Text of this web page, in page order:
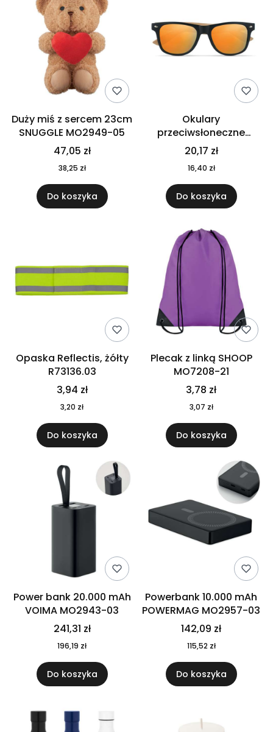
Duży miś z sercem 23cm
SNUGGLE MO2949-05
47,05 zł
38,25 zł
Do koszyka
Okulary
przeciwsłoneczne
CALIFORNIA TOUCH
MO9617-10
20,17 zł
16,40 zł
Do koszyka
Opaska Reflectis, żółty
R73136.03
3,94 zł
3,20 zł
Do koszyka
Plecak z linką SHOOP
MO7208-21
3,78 zł
3,07 zł
Do koszyka
Power bank 20.000 mAh
VOIMA MO2943-03
241,31 zł
196,19 zł
Do koszyka
Powerbank 10.000 mAh
POWERMAG MO2957-03
142,09 zł
115,52 zł
Do koszyka